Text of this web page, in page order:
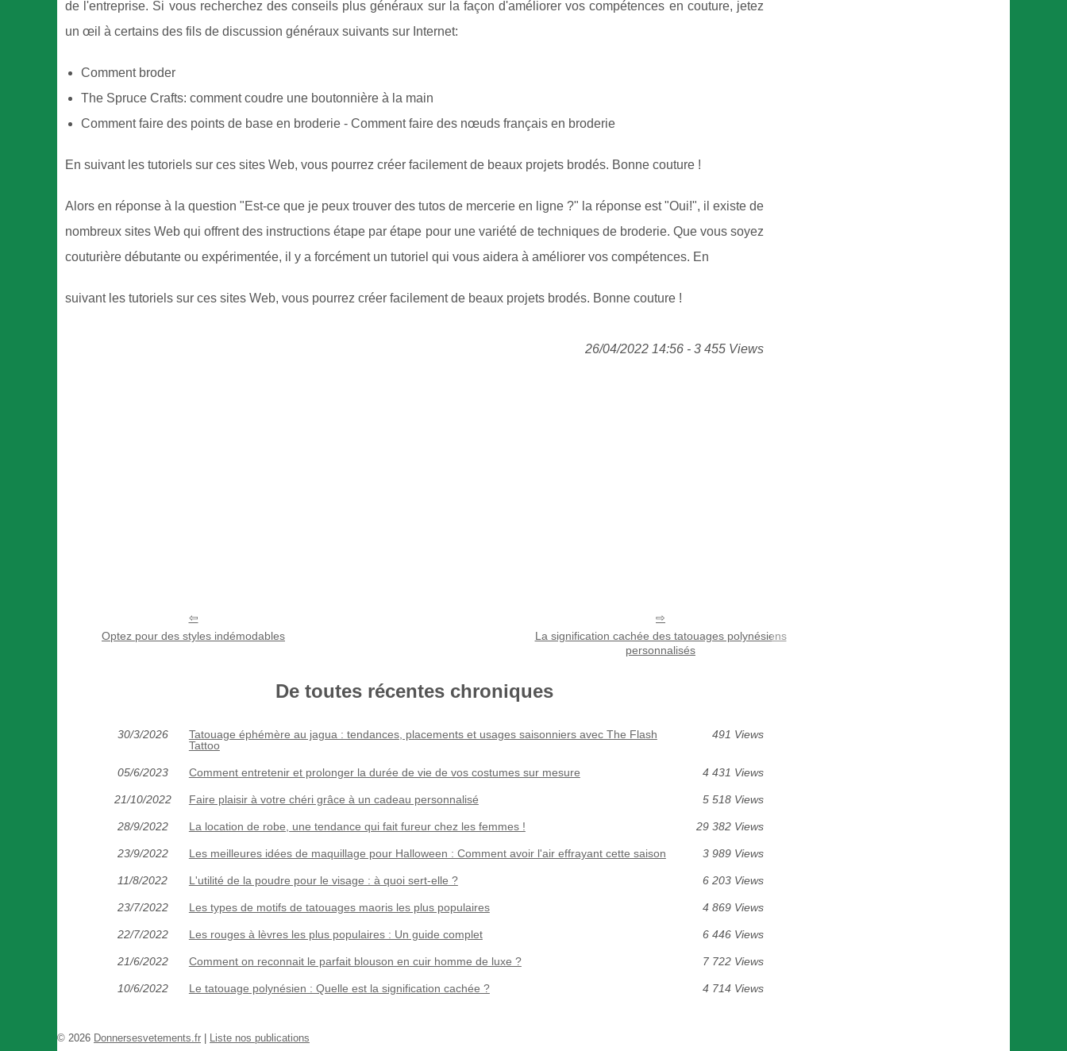
de l'entreprise. Si vous recherchez des conseils plus généraux sur la façon d'améliorer vos compétences en couture, jetez
un œil à certains des fils de discussion généraux suivants sur Internet:
Comment broder
The Spruce Crafts: comment coudre une boutonnière à la main
Comment faire des points de base en broderie - Comment faire des nœuds français en broderie
En suivant les tutoriels sur ces sites Web, vous pourrez créer facilement de beaux projets brodés. Bonne couture !
Alors en réponse à la question "Est-ce que je peux trouver des tutos de mercerie en ligne ?" la réponse est "Oui!", il existe de
nombreux sites Web qui offrent des instructions étape par étape pour une variété de techniques de broderie. Que vous soyez
couturière débutante ou expérimentée, il y a forcément un tutoriel qui vous aidera à améliorer vos compétences. En
suivant les tutoriels sur ces sites Web, vous pourrez créer facilement de beaux projets brodés. Bonne couture !
26/04/2022 14:56 - 3 455 Views
Optez pour des styles indémodables
La signification cachée des tatouages polynésiens
personnalisés
De toutes récentes chroniques
30/3/2026
Tatouage éphémère au jagua : tendances, placements et usages saisonniers avec The Flash
Tattoo
491 Views
05/6/2023 Comment entretenir et prolonger la durée de vie de vos costumes sur mesure 4 431 Views
21/10/2022 Faire plaisir à votre chéri grâce à un cadeau personnalisé 5 518 Views
28/9/2022 La location de robe, une tendance qui fait fureur chez les femmes ! 29 382 Views
23/9/2022 Les meilleures idées de maquillage pour Halloween : Comment avoir l'air effrayant cette saison 3 989 Views
11/8/2022 L'utilité de la poudre pour le visage : à quoi sert-elle ? 6 203 Views
23/7/2022 Les types de motifs de tatouages maoris les plus populaires 4 869 Views
22/7/2022 Les rouges à lèvres les plus populaires : Un guide complet 6 446 Views
21/6/2022 Comment on reconnait le parfait blouson en cuir homme de luxe ? 7 722 Views
10/6/2022 Le tatouage polynésien : Quelle est la signification cachée ? 4 714 Views
© 2026 Donnersesvetements.fr | Liste nos publications